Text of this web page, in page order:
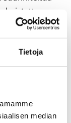
Tietoja
median
että
seinät ovat
on
on
talo